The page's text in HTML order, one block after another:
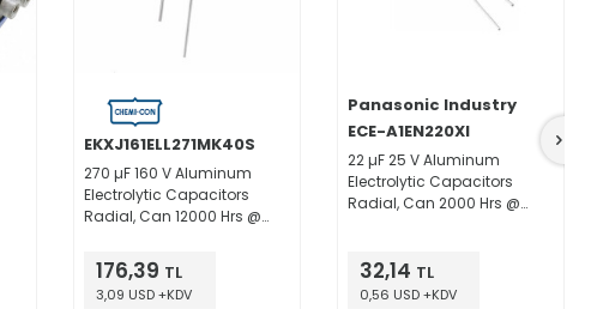
EKXJ161ELL271MK40S
270 µF 160 V Aluminum
Electrolytic Capacitors
Radial, Can 12000 Hrs @
176,39 TL
3,09 USD +KDV
Panasonic Industry
ECE-A1EN220XI
22 µF 25 V Aluminum
Electrolytic Capacitors
Radial, Can 2000 Hrs @
32,14 TL
0,56 USD +KDV